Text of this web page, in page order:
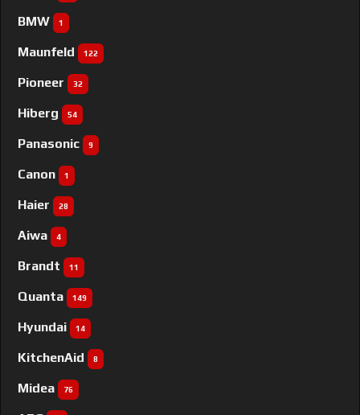
BMW 1
Maunfeld 122
Pioneer 32
Hiberg 54
Panasonic 9
Canon 1
Haier 28
Aiwa 4
Brandt 11
Quanta 149
Hyundai 14
KitchenAid 8
Midea 76